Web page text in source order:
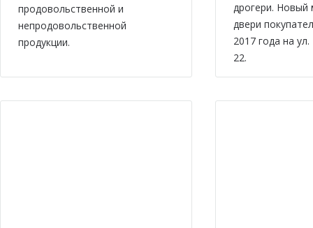
продовольственной и
непродовольственной
продукции.
дрогери. Новый
двери
2017 года на
22.